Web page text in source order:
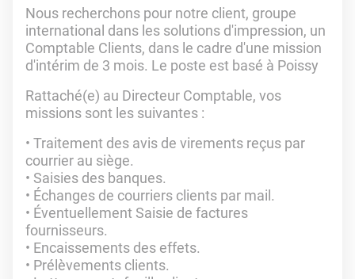
Nous recherchons pour notre client, groupe
international dans les solutions d'impression, un
Comptable Clients, dans le cadre d'une mission
d'intérim de 3 mois. Le poste est basé à Poissy
Rattaché(e) au Directeur Comptable, vos
missions sont les suivantes :
• Traitement des avis de virements reçus par
courrier au siège.
• Saisies des banques.
• Échanges de courriers clients par mail.
• Éventuellement Saisie de factures
fournisseurs.
• Encaissements des effets.
• Prélèvements clients.